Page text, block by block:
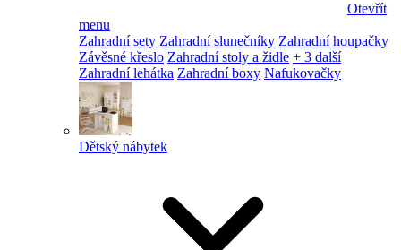
Otevřít
menu
Zahradní sety Zahradní slunečníky Zahradní houpačky
Závěsné křeslo Zahradní stoly a židle + 3 další
Zahradní lehátka Zahradní boxy Nafukovačky
Dětský nábytek